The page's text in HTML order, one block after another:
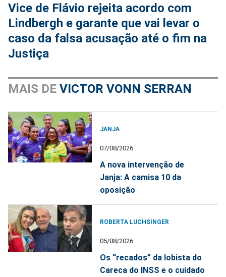
Vice de Flávio rejeita acordo com
Lindbergh e garante que vai levar o
caso da falsa acusação até o fim na
Justiça
MAIS DE VICTOR VONN SERRAN
JANJA
07/08/2026
A nova intervenção de
Janja: A camisa 10 da
oposição
ROBERTA LUCHSINGER
05/08/2026
Os “recados” da lobista do
Careca do INSS e o cuidado